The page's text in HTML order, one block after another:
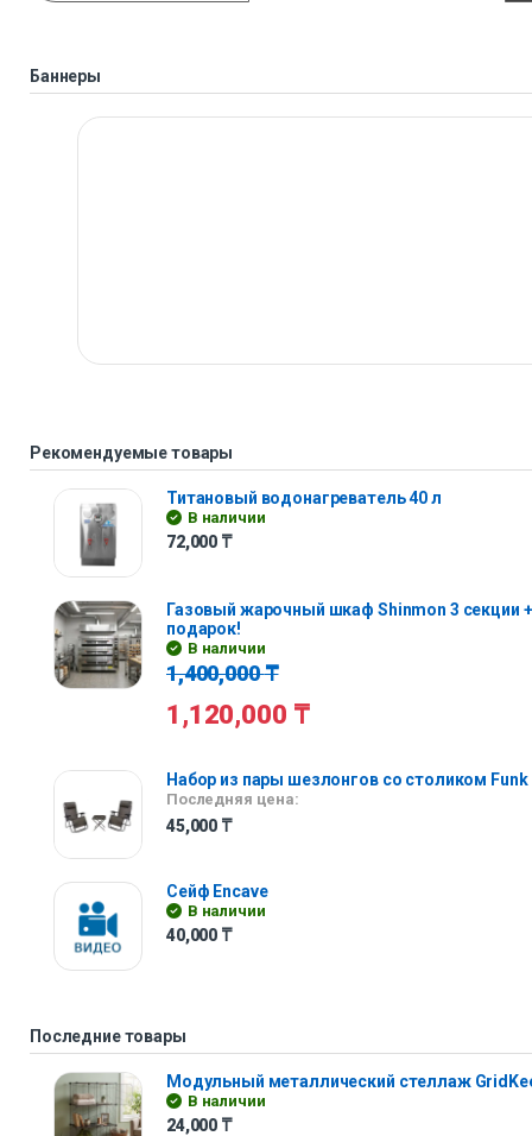
Баннеры
Рекомендуемые товары
Титановый водонагреватель 40 л
В наличии
72,000 ₸
Газовый жарочный шкаф Shinmon 3 секции
подарок!
В наличии
1,400,000₸
1,120,000 ₸
Набор из пары шезлонгов со столиком Funk
Последняя цена:
45,000 ₸
Сейф Encave
В наличии
40,000 ₸
Последние товары
Модульный металлический стеллаж
В наличии
24,000 ₸